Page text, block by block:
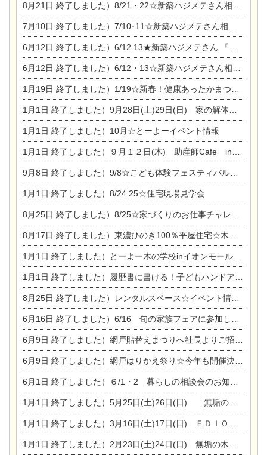
8月21日 終了しました）8/21・22☆新築ハジメテさん相談会 『集まれ！農地に家を建てたい人！』
7月10日 終了しました）7/10･11☆新築ハジメテさん相談会 『集まれ！農地に家を建てたい人！』完全予約制
6月12日 終了しました）6/12.13★新築ハジメテさん 『木の家 現場体感見学会』
6月12日 終了しました）6/12・13☆新築ハジメテさん相談会『今ある土地に家を建てる際の注意点』
1月19日 終了しました）1/19☆新春！健康あったかまつり＆増改築リフォームまつり
1月1日 終了しました）9月28日(土)29日(日) 家の解体なんでも相談会
1月1日 終了しました）10月☆とーよーイベント情報
1月1日 終了しました）９月１２日(木) 助産師Cafe in東陽住建
9月8日 終了しました）9/8☆こども体験フェスティバル☆一宮市民会館
1月1日 終了しました）8/24.25☆住宅現場見学会
8月25日 終了しました）8/25☆家づくりのお仕事チャレンジ
8月17日 終了しました）東濃ひのき100％平屋住宅☆木の家完成見学会
1月1日 終了しました）とーよー木の学校inイオンモール木曽川
1月1日 終了しました）履歴書に書ける！子どもハンドアロマ講座☆
8月25日 終了しました）レンタルスペース☆イベント情報☆チャイルドアロマセラピスト
6月16日 終了しました）6/16 旬の家族フェアに参加します☆
6月9日 終了しました）網戸貼替えまつりへ社長よりご招待です♪
6月9日 終了しました）網戸はりかえ祭り☆今年も開催決定！
6月1日 終了しました）６/1・2 暮らしの相談会のお知らせ
1月1日 終了しました）5月25日(土)26日(日) 無垢の木の家体感見学会開催☆
1月1日 終了しました）3月16日(土)17日(日) ＥＤＩＯＮ東陽住建でんき館 総決算まつり
1月1日 終了しました）2月23日(土)24日(日) 無垢の木の家 完成見学会